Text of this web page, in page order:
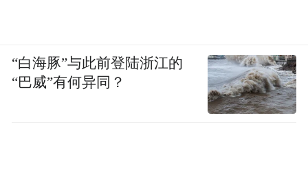
“白海豚”与此前登陆浙江的
“巴威”有何异同？